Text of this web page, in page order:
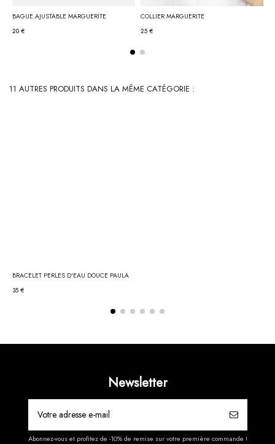
BAGUE AJUSTABLE MARGUERITE
20 €
COLLIER MARGUERITE
25 €
11 AUTRES PRODUITS DANS LA MÊME CATÉGORIE :
BRACELET PERLES D'EAU DOUCE PAULA
35 €
Newsletter
Abonnez-vous et profitez de -10% de remise sur votre première commande !